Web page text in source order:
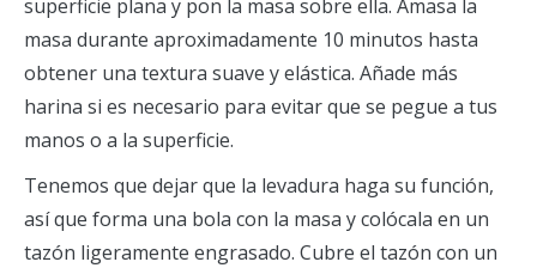
superficie plana y pon la masa sobre ella. Amasa la
masa durante aproximadamente 10 minutos hasta
obtener una textura suave y elástica. Añade más
harina si es necesario para evitar que se pegue a tus
manos o a la superficie.
Tenemos que dejar que la levadura haga su función,
así que forma una bola con la masa y colócala en un
tazón ligeramente engrasado. Cubre el tazón con un